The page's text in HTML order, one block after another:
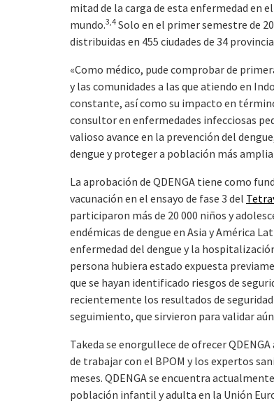
mitad de la carga de esta enfermedad en
mundo.3,4 Solo en el primer semestre de
distribuidas en 455 ciudades de 34
«Como médico, pude comprobar de
y las comunidades a las que atiendo en
constante, así como su impacto en
consultor en enfermedades infecciosas
valioso avance en la prevención del
dengue y proteger a población más
La aprobación de QDENGA tiene como
vacunación en el ensayo de fase 3 del
participaron más de 20 000 niños y
endémicas de dengue en Asia y América
enfermedad del dengue y la
persona hubiera estado expuesta
que se hayan identificado riesgos de
recientemente los resultados de
seguimiento, que sirvieron para validar
Takeda se enorgullece de ofrecer
de trabajar con el BPOM y los expertos
meses. QDENGA se encuentra
población infantil y adulta en la Unión